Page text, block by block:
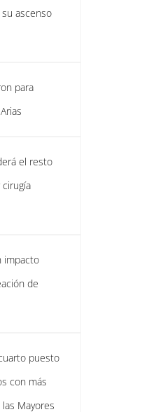
ascenso
para
el resto
impacto
de
puesto
con más
Mayores